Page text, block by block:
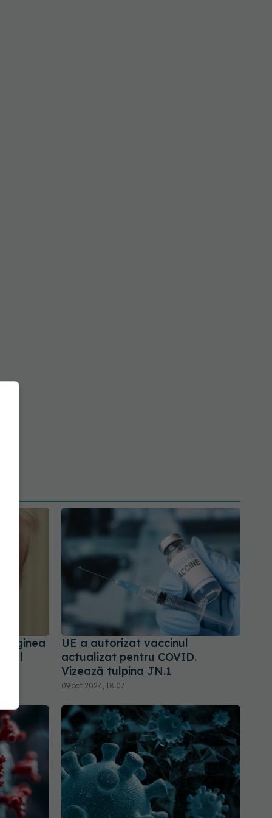
și-l
UE a autorizat vaccinul
actualizat pentru COVID.
Vizează tulpina JN.1
09 oct 2024, 18:07